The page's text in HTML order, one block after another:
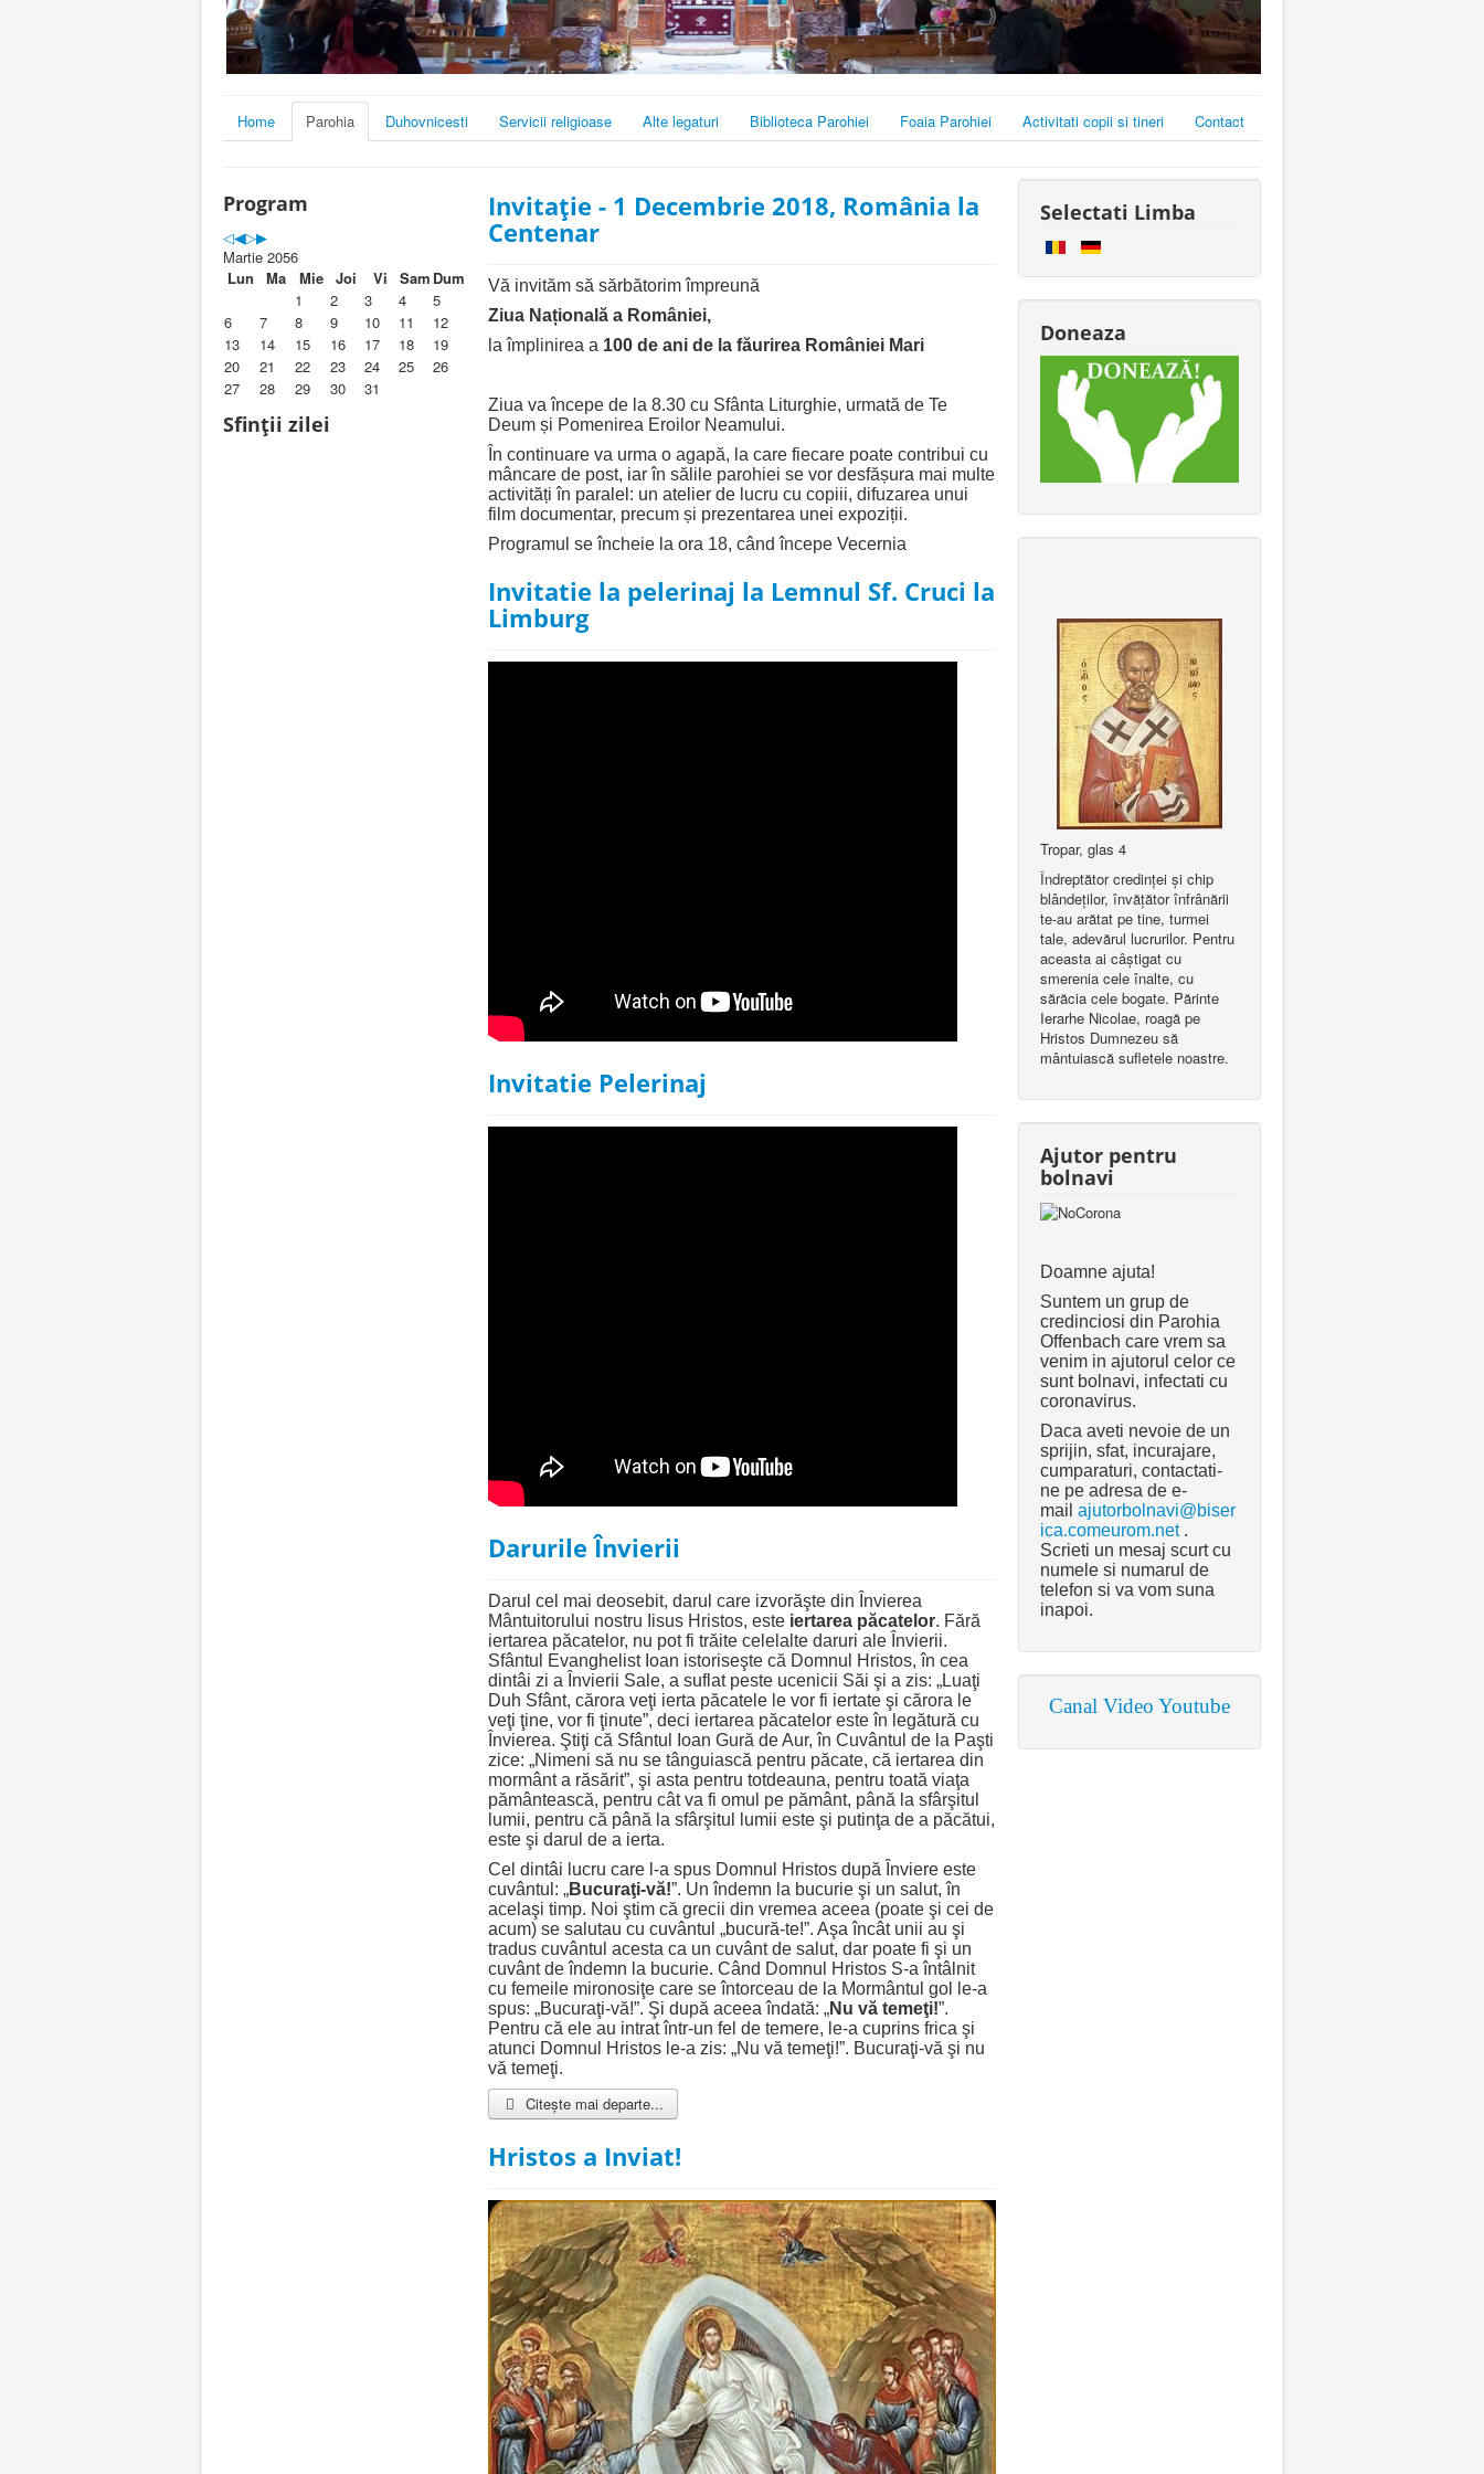
Home Parohia Duhovnicesti Servicii religioase Alte legaturi Biblioteca Parohiei Foaia Parohiei Activitati copii si tineri Contact
Program
Martie 2056
Lun
Ma Mie Joi Vi Sam Dum
1
2 3 4
5
6
7 8 9 10 11
12
13
14 15 16 17 18
19
20
21 22 23 24 25
26
27
28 29 30 31
Sfinții zilei
Invitație - 1 Decembrie 2018, România la
Centenar
Vă invităm să sărbătorim împreună
Ziua Națională a României,
la împlinirea a 100 de ani de la făurirea României Mari
Ziua va începe de la 8.30 cu Sfânta Liturghie, urmată de Te
Deum și Pomenirea Eroilor Neamului.
În continuare va urma o agapă, la care fiecare poate contribui cu
mâncare de post, iar în sălile parohiei se vor desfășura mai multe
activități în paralel: un atelier de lucru cu copiii, difuzarea unui
film documentar, precum și prezentarea unei expoziții.
Programul se încheie la ora 18, când începe Vecernia
Invitatie la pelerinaj la Lemnul Sf. Cruci la
Limburg
Invitatie Pelerinaj
Darurile Învierii
Darul cel mai deosebit, darul care izvorăşte din Învierea
Mântuitorului nostru Iisus Hristos, este iertarea păcatelor. Fără
iertarea păcatelor, nu pot fi trăite celelalte daruri ale Învierii.
Sfântul Evanghelist Ioan istoriseşte că Domnul Hristos, în cea
dintâi zi a Învierii Sale, a suflat peste ucenicii Săi şi a zis: „Luaţi
Duh Sfânt, cărora veţi ierta păcatele le vor fi iertate şi cărora le
veţi ţine, vor fi ţinute”, deci iertarea păcatelor este în legătură cu
Învierea. Ştiţi că Sfântul Ioan Gură de Aur, în Cuvântul de la Paşti
zice: „Nimeni să nu se tânguiască pentru păcate, că iertarea din
mormânt a răsărit”, şi asta pentru totdeauna, pentru toată viaţa
pământească, pentru cât va fi omul pe pământ, până la sfârşitul
lumii, pentru că până la sfârşitul lumii este şi putinţa de a păcătui,
este şi darul de a ierta.
Cel dintâi lucru care l-a spus Domnul Hristos după Înviere este
cuvântul: „Bucuraţi-vă!”. Un îndemn la bucurie şi un salut, în
acelaşi timp. Noi ştim că grecii din vremea aceea (poate şi cei de
acum) se salutau cu cuvântul „bucură-te!”. Aşa încât unii au şi
tradus cuvântul acesta ca un cuvânt de salut, dar poate fi şi un
cuvânt de îndemn la bucurie. Când Domnul Hristos S-a întâlnit
cu femeile mironosiţe care se întorceau de la Mormântul gol le-a
spus: „Bucuraţi-vă!”. Şi după aceea îndată: „Nu vă temeţi!”.
Pentru că ele au intrat într-un fel de temere, le-a cuprins frica şi
atunci Domnul Hristos le-a zis: „Nu vă temeţi!”. Bucuraţi-vă şi nu
vă temeţi.
Citește mai departe...
Hristos a Inviat!
Selectati Limba
Doneaza
Tropar, glas 4
Îndreptător credinţei şi chip
blândeţilor, învăţător înfrânării
te-au arătat pe tine, turmei
tale, adevărul lucrurilor. Pentru
aceasta ai câştigat cu
smerenia cele înalte, cu
sărăcia cele bogate. Părinte
Ierarhe Nicolae, roagă pe
Hristos Dumnezeu să
mântuiască sufletele noastre.
Ajutor pentru
bolnavi
Doamne ajuta!
Suntem un grup de
credinciosi din Parohia
Offenbach care vrem sa
venim in ajutorul celor ce
sunt bolnavi, infectati cu
coronavirus.
Daca aveti nevoie de un
sprijin, sfat, incurajare,
cumparaturi, contactati-
ne pe adresa de e-
mail ajutorbolnavi@biser
ica.comeurom.net.
Scrieti un mesaj scurt cu
numele si numarul de
telefon si va vom suna
inapoi.
Canal Video Youtube